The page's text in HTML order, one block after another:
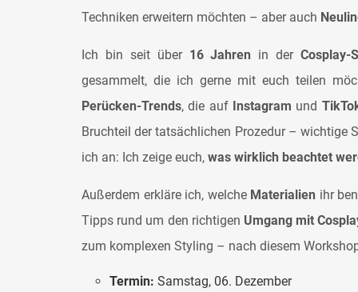
Techniken erweitern möchten – aber auch
Ich bin seit über 16 Jahren in der Cosplay-
gesammelt, die ich gerne mit euch teilen
Perücken-Trends, die auf Instagram und
Bruchteil der tatsächlichen Prozedur – wichtige
ich an: Ich zeige euch, was wirklich beachtet
Außerdem erkläre ich, welche Materialien ihr
Tipps rund um den richtigen Umgang mit
zum komplexen Styling – nach diesem
Termin: Samstag, 06. Dezember